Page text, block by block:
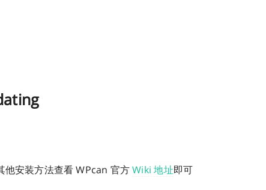
他安装方法查看 WPcan 官方Wiki 地址即可